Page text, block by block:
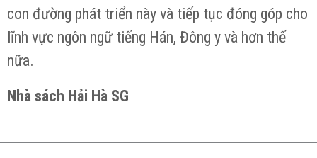
con đường phát triển này và tiếp tục đóng góp cho
lĩnh vực ngôn ngữ tiếng Hán, Đông y và hơn thế
nữa.
Nhà sách Hải Hà SG